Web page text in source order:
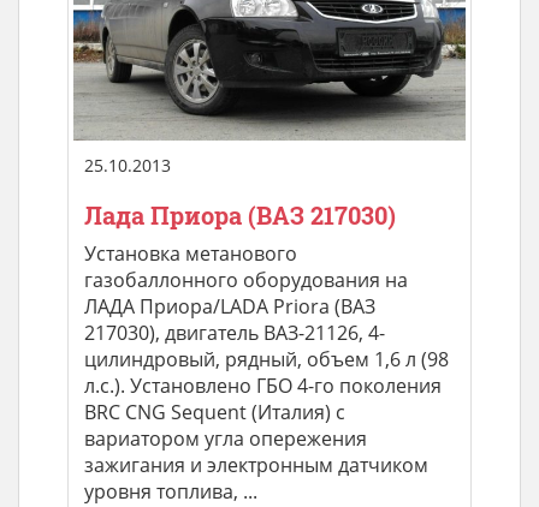
25.10.2013
Лада Приора (ВАЗ 217030)
Установка метанового
газобаллонного оборудования на
ЛАДА Приора/LADA Priora (ВАЗ
217030), двигатель ВАЗ-21126, 4-
цилиндровый, рядный, объем 1,6 л (98
л.с.). Установлено ГБО 4-го поколения
BRC CNG Sequent (Италия) с
вариатором угла опережения
зажигания и электронным датчиком
уровня топлива, ...